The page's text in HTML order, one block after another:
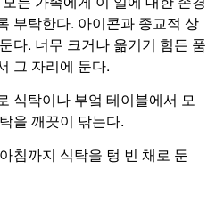
부탁한다. 아이콘과 종교적 상
다. 너무 크거나 옮기기 힘든 품
그 자리에 둔다.
식탁이나 부엌 테이블에서 모
을 깨끗이 닦는다.
침까지 식탁을 텅 빈 채로 둔